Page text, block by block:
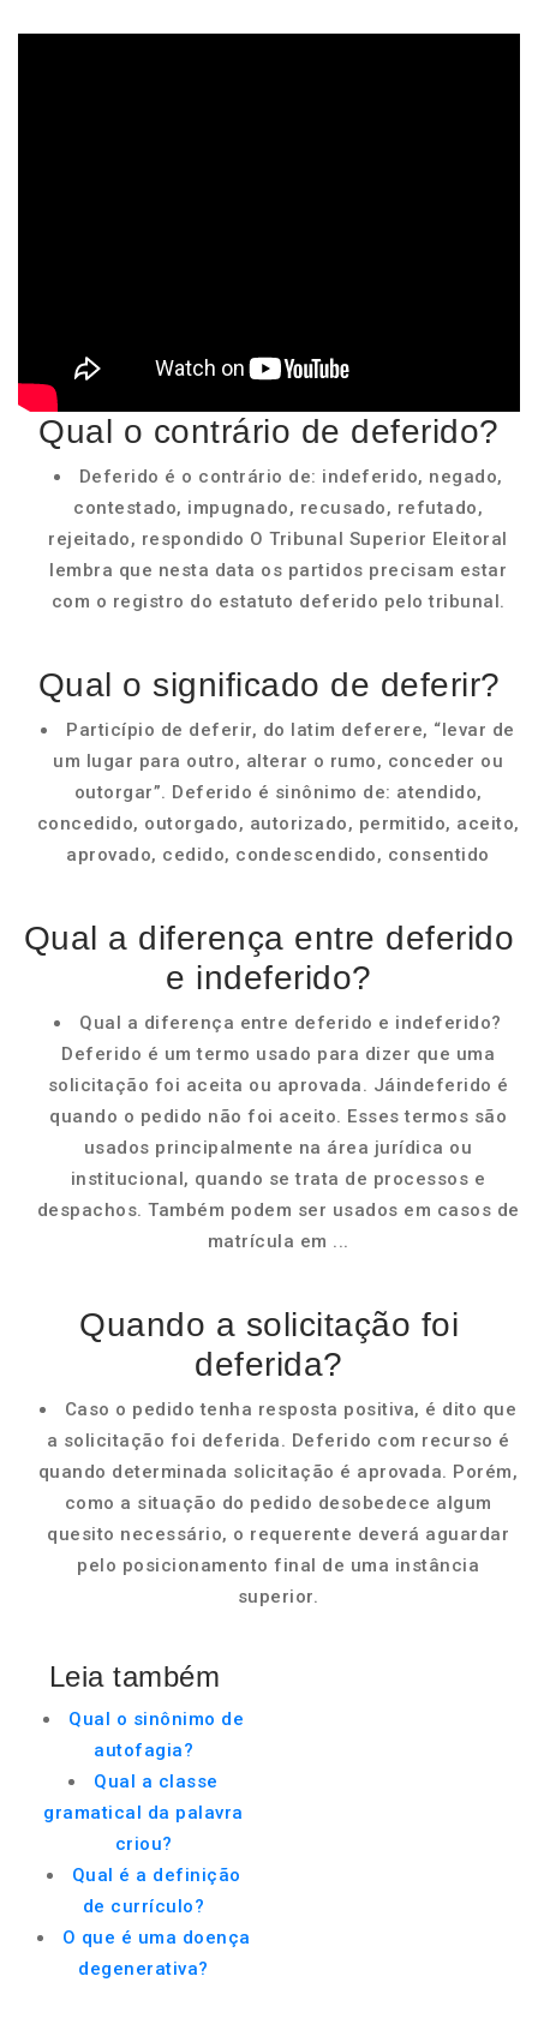
Qual o contrário de deferido?
Deferido é o contrário de: indeferido, negado,
contestado, impugnado, recusado, refutado,
rejeitado, respondido O Tribunal Superior Eleitoral
lembra que nesta data os partidos precisam estar
com o registro do estatuto deferido pelo tribunal.
Qual o significado de deferir?
Particípio de deferir, do latim deferere, “levar de
um lugar para outro, alterar o rumo, conceder ou
outorgar”. Deferido é sinônimo de: atendido,
concedido, outorgado, autorizado, permitido, aceito,
aprovado, cedido, condescendido, consentido
Qual a diferença entre deferido
e indeferido?
Qual a diferença entre deferido e indeferido?
Deferido é um termo usado para dizer que uma
solicitação foi aceita ou aprovada. Jáindeferido é
quando o pedido não foi aceito. Esses termos são
usados principalmente na área jurídica ou
institucional, quando se trata de processos e
despachos. Também podem ser usados em casos de
matrícula em ...
Quando a solicitação foi
deferida?
Caso o pedido tenha resposta positiva, é dito que
a solicitação foi deferida. Deferido com recurso é
quando determinada solicitação é aprovada. Porém,
como a situação do pedido desobedece algum
quesito necessário, o requerente deverá aguardar
pelo posicionamento final de uma instância
superior.
Leia também
Qual o sinônimo de
autofagia?
Qual a classe
gramatical da palavra
criou?
Qual é a definição
de currículo?
O que é uma doença
degenerativa?